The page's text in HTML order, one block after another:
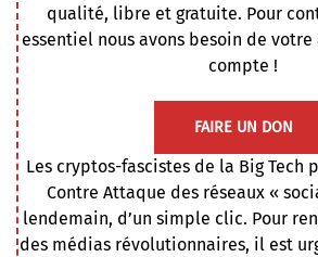
qualité, libre et gratuite. Pour
essentiel nous avons besoin de
compte !
FAIRE UN DON
Les cryptos-fascistes de la Big Tech
Contre Attaque des réseaux «
lendemain, d’un simple clic. Pour
des médias révolutionnaires, il est